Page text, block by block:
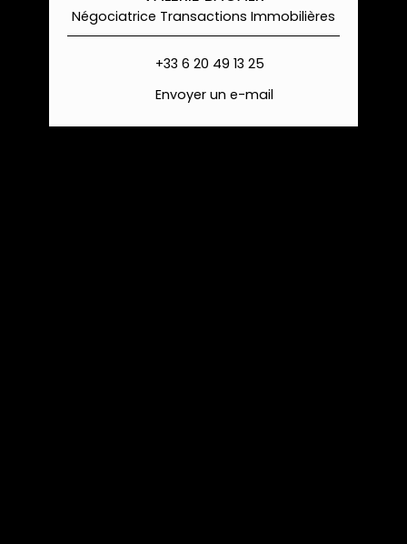
Négociatrice Transactions Immobilières
+33 6 20 49 13 25
Envoyer un e-mail